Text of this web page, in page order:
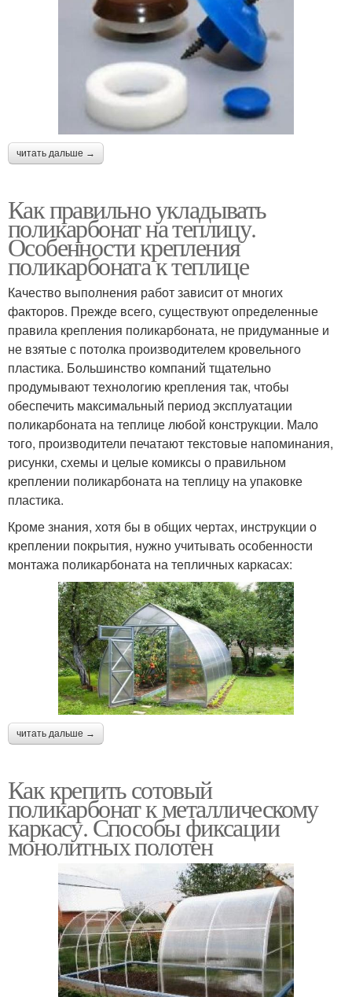
читать дальше →
Как правильно укладывать
поликарбонат на теплицу.
Особенности крепления
поликарбоната к теплице
Качество выполнения работ зависит от многих
факторов. Прежде всего, существуют определенные
правила крепления поликарбоната, не придуманные и
не взятые с потолка производителем кровельного
пластика. Большинство компаний тщательно
продумывают технологию крепления так, чтобы
обеспечить максимальный период эксплуатации
поликарбоната на теплице любой конструкции. Мало
того, производители печатают текстовые напоминания,
рисунки, схемы и целые комиксы о правильном
креплении поликарбоната на теплицу на упаковке
пластика.
Кроме знания, хотя бы в общих чертах, инструкции о
креплении покрытия, нужно учитывать особенности
монтажа поликарбоната на тепличных каркасах:
читать дальше →
Как крепить сотовый
поликарбонат к металлическому
каркасу. Способы фиксации
монолитных полотен